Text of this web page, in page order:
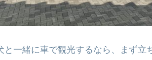
と一緒に車で観光するなら、まず立